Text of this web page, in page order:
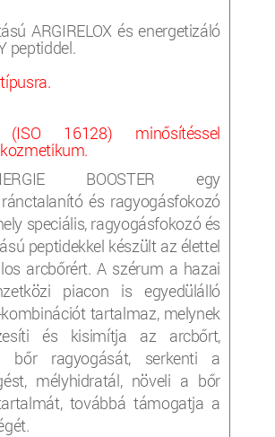
ARGIRELOX és energetizáló
peptiddel.
(ISO 16128) minősítéssel
BOOSTER egy
és ragyogásfokozó
speciális, ragyogásfokozó és
peptidekkel készült az élettel
arcbőrért. A szérum a hazai
piacon is egyedülálló
tartalmaz, melynek
és kisimítja az arcbőrt,
bőr ragyogását, serkenti a
mélyhidratál, növeli a bőr
továbbá támogatja a